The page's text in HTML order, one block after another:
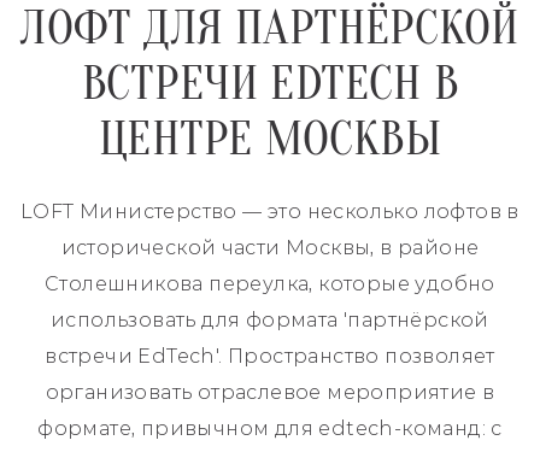
ЛОФТ ДЛЯ ПАРТНЁРСКОЙ
ВСТРЕЧИ EDTECH В
ЦЕНТРЕ МОСКВЫ
LOFT Министерство — это несколько лофтов в
исторической части Москвы, в районе
Столешникова переулка, которые удобно
использовать для формата 'партнёрской
встречи EdTech'. Пространство позволяет
организовать отраслевое мероприятие в
формате, привычном для edtech-команд: с